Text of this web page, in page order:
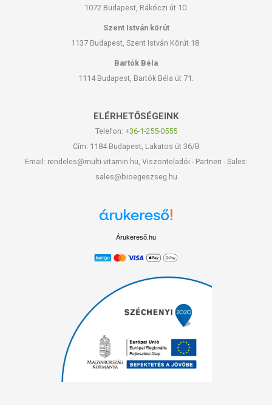
1072 Budapest, Rákóczi út 10.
Szent István körút
1137 Budapest, Szent István Körút 18.
Bartók Béla
1114 Budapest, Bartók Béla út 71.
ELÉRHETŐSÉGEINK
Telefon: +36-1-255-0555
Cím: 1184 Budapest, Lakatos út 36/B
Email: rendeles@multi-vitamin.hu, Viszonteladói - Partneri - Sales:
sales@bioegeszseg.hu
Árukereső.hu